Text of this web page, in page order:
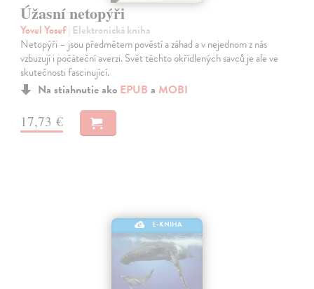
Úžasní netopýři
Yovel Yosef| Elektronická kniha
Netopýři – jsou předmětem pověstí a záhad a v nejednom z nás
vzbuzují i počáteční averzi. Svět těchto okřídlených savců je ale ve
skutečnosti fascinující.
Na stiahnutie ako EPUB a MOBI
17,73 €
E-KNIHA